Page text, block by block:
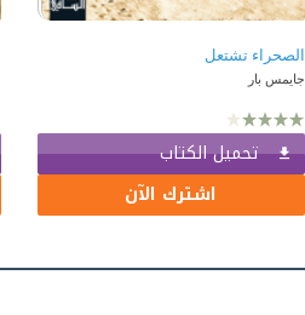
الصحراء تشتعل
جايمس بار
تحميل الكتاب
اشترك الآن